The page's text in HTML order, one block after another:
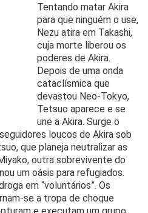
Tentando matar Akira
para que ninguém o use,
Nezu atira em Takashi,
cuja morte liberou os
poderes de Akira.
Depois de uma onda
cataclísmica que
devastou Neo-Tokyo,
Tetsuo aparece e se
une a Akira. Surge o
loucos de Akira sob
que planeja neutralizar as
outra sobrevivente do
um oásis para refugiados.
em “voluntários”. Os
se a tropa de choque
e executam um grupo